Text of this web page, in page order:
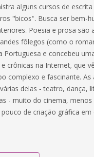
alguns cursos de
"bicos". Busca ser bem-
Poesia e prosa são
fôlegos (como o
e concebeu
crônicas na Internet, que
complexo e fascinante. As
delas - teatro, dança,
- muito do cinema, menos
de criação gráfica em